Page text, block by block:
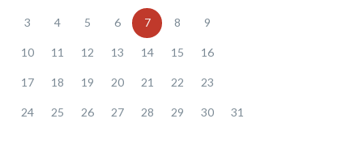
3 4 5 6 7 8 9
10 11 12 13 14 15 16
17 18 19 20 21 22 23
24 25 26 27 28 29 30 31